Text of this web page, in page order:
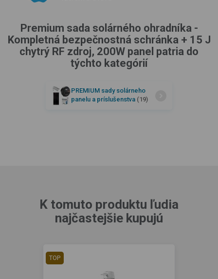
Premium sada solárného ohradníka -
Kompletná bezpečnostná schránka + 15 J
chytrý RF zdroj, 200W panel patria do
týchto kategórií
PREMIUM sady solárneho
panelu a príslušenstva (19)
K tomuto produktu ľudia
najčastejšie kupujú
TOP